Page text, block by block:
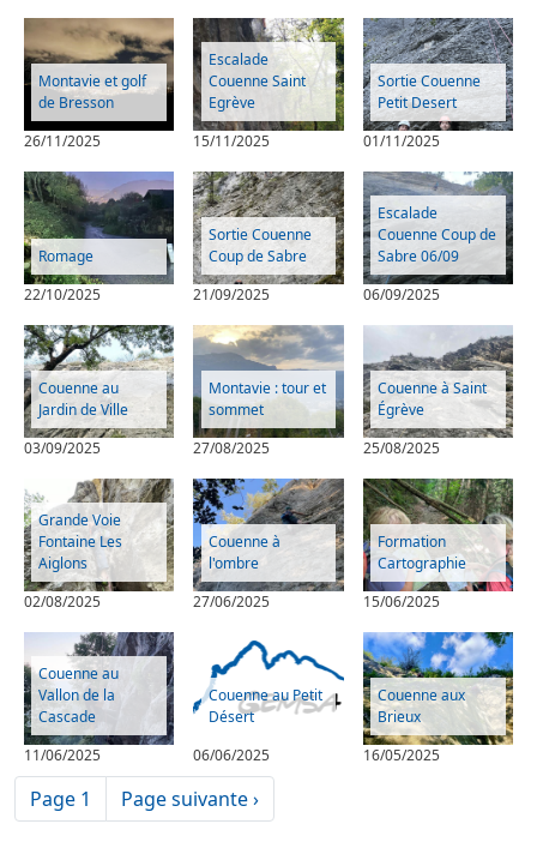
Montavie et golf
de Bresson
26/11/2025
Escalade
Couenne Saint
Egrève
15/11/2025
Sortie Couenne
Petit Desert
01/11/2025
Romage
22/10/2025
Sortie Couenne
Coup de Sabre
21/09/2025
Escalade
Couenne Coup de
Sabre 06/09
06/09/2025
Couenne au
Jardin de Ville
03/09/2025
Montavie : tour et
sommet
27/08/2025
Couenne à Saint
Égrève
25/08/2025
Grande Voie
Fontaine Les
Aiglons
02/08/2025
Couenne à
l'ombre
27/06/2025
Formation
Cartographie
15/06/2025
Couenne au
Vallon de la
Cascade
11/06/2025
Couenne au Petit
Désert
06/06/2025
Couenne aux
Brieux
16/05/2025
Pagination
Page 1 Page suivante
Page suivante ›